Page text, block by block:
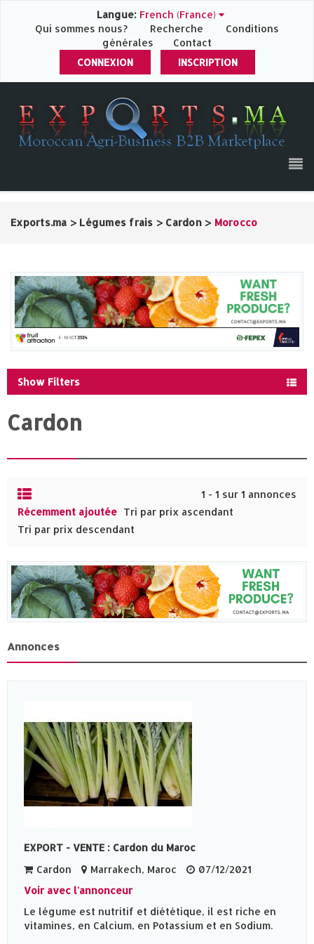
Langue: French (France)
Qui sommes nous?
Recherche
Conditions
générales
Contact
CONNEXION
INSCRIPTION
Exports.ma > Légumes frais > Cardon > Morocco
Show Filters
Cardon
1 - 1 sur 1 annonces
Récemment ajoutée Tri par prix ascendant
Tri par prix descendant
Annonces
EXPORT - VENTE : Cardon du Maroc
Cardon
Marrakech, Maroc
07/12/2021
Voir avec l'annonceur
Le légume est nutritif et diététique, il est riche en
vitamines, en Calcium, en Potassium et en Sodium.